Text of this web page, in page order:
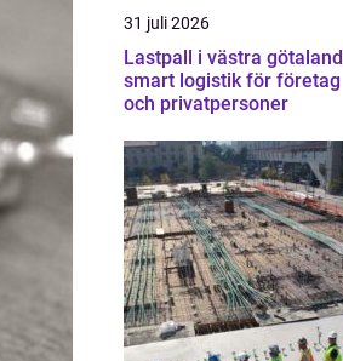
31 juli 2026
Lastpall i västra götaland
smart logistik för företag
och privatpersoner